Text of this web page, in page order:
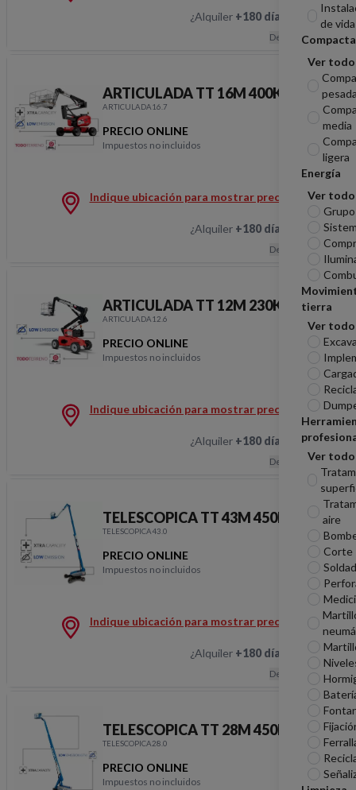
de vida
Ver todo
media
ligera
Energía
Ver todo
tierra
Ver todo
Ver todo
aire
Corte
¿Alquiler +180 días Hablemos
Descripción
ARTICULADA TT 16M 400KG STV
ARTICULADA16.7
PRECIO ONLINE
Impuestos no incluidos
ARTICULADA TT 16M
Indique ubicación para mostrar precios
¿Alquiler +180 días Hablemos
Descripción
ARTICULADA TT 12M 230KG STV
ARTICULADA12.6
PRECIO ONLINE
Impuestos no incluidos
ARTICULADA TT 12M
Indique ubicación para mostrar precios
¿Alquiler +180 días Hablemos
Descripción
TELESCOPICA TT 43M 450KG STV
TELESCOPICA43.0
PRECIO ONLINE
Impuestos no incluidos
TELESCOPICA TT
Indique ubicación para mostrar precios
¿Alquiler +180 días Hablemos
Descripción
TELESCOPICA TT 28M 450K STV
TELESCOPICA28.0
PRECIO ONLINE
Impuestos no incluidos